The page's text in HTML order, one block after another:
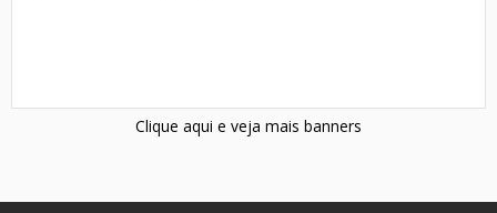
Clique aqui e veja mais banners